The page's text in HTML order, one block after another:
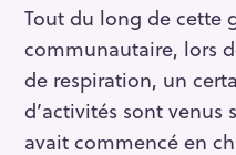
Tout du long de cette
communautaire, lors
de respiration, un
d’activités sont venus
avait commencé en